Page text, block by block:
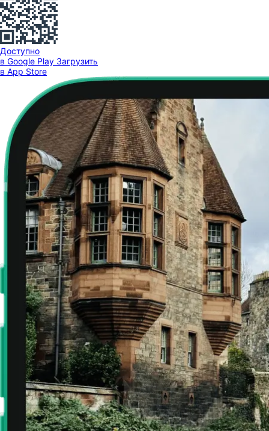
Доступно
в Google Play Загрузить
в App Store